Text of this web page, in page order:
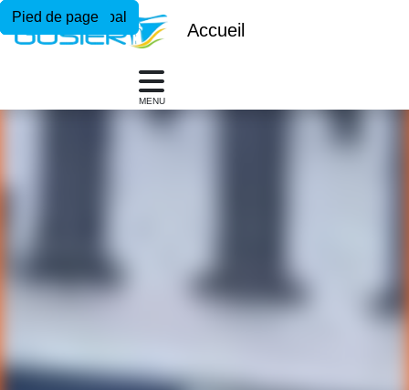
Menu principal
Contenu principal
Pied de page
Accueil
MENU